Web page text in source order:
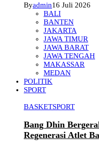
Byadmin16 Juli 2026
BALI
BANTEN
JAKARTA
JAWA TIMUR
JAWA BARAT
JAWA TENGAH
MAKASSAR
MEDAN
POLITIK
SPORT
BASKETSPORT
Bang Dhin
Regenerasi Atlet